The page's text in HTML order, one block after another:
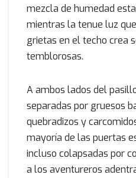
mezcla de humedad
mientras la tenue luz
grietas en el techo crea
temblorosas.
A ambos lados del
separadas por gruesos
quebradizos y
mayoría de las puertas
incluso colapsadas por
a los aventureros